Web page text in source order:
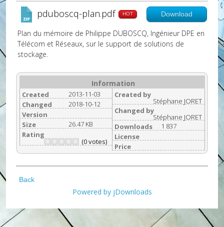
pduboscq-plan.pdf HOT Download
Plan du mémoire de Philippe DUBOSCQ, Ingénieur DPE en
Télécom et Réseaux, sur le support de solutions de
stockage.
Information
Created
2013-11-03
Changed
2018-10-12
Version
Size
26.47 KB
Rating
(0 votes)
Created by
Stéphane JORET
Changed by
Stéphane JORET
Downloads
1 837
License
Price
Back
Powered by jDownloads